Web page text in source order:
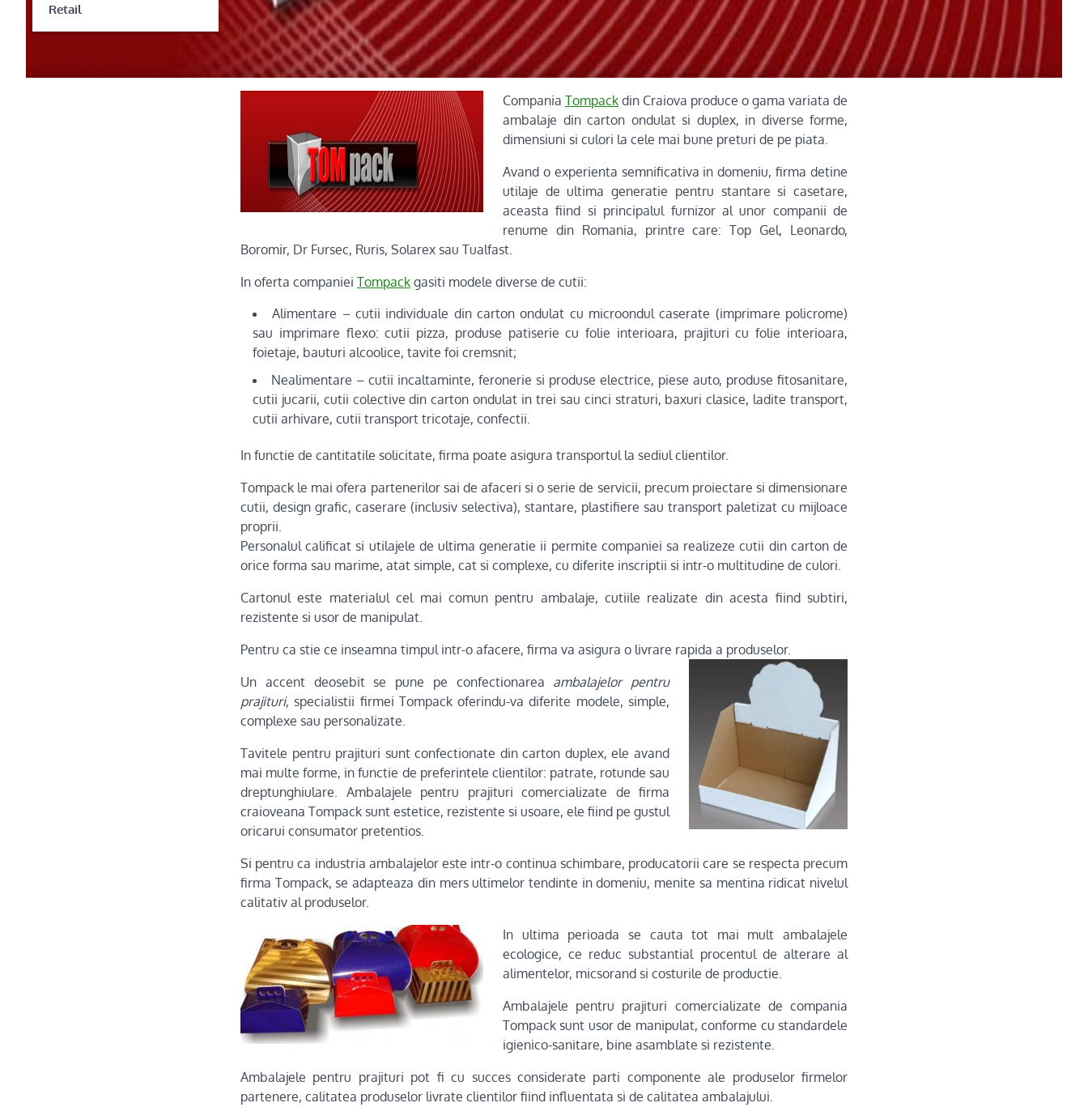
Retail
Compania Tompack din Craiova produce o gama variata de
ambalaje din carton ondulat si duplex, in diverse forme,
dimensiuni si culori la cele mai bune preturi de pe piata.
Avand o experienta semnificativa in domeniu, firma detine
utilaje de ultima generatie pentru stantare si casetare,
aceasta fiind si principalul furnizor al unor companii de
renume din Romania, printre care: Top Gel, Leonardo,
Boromir, Dr Fursec, Ruris, Solarex sau Tualfast.
In oferta companiei Tompack gasiti modele diverse de cutii:
Alimentare – cutii individuale din carton ondulat cu microondul caserate (imprimare policrome)
sau imprimare flexo: cutii pizza, produse patiserie cu folie interioara, prajituri cu folie interioara,
foietaje, bauturi alcoolice, tavite foi cremsnit;
Nealimentare – cutii incaltaminte, feronerie si produse electrice, piese auto, produse fitosanitare,
cutii jucarii, cutii colective din carton ondulat in trei sau cinci straturi, baxuri clasice, ladite transport,
cutii arhivare, cutii transport tricotaje, confectii.
In functie de cantitatile solicitate, firma poate asigura transportul la sediul clientilor.
Tompack le mai ofera partenerilor sai de afaceri si o serie de servicii, precum proiectare si dimensionare
cutii, design grafic, caserare (inclusiv selectiva), stantare, plastifiere sau transport paletizat cu mijloace
proprii.
Personalul calificat si utilajele de ultima generatie ii permite companiei sa realizeze cutii din carton de
orice forma sau marime, atat simple, cat si complexe, cu diferite inscriptii si intr-o multitudine de culori.
Cartonul este materialul cel mai comun pentru ambalaje, cutiile realizate din acesta fiind subtiri,
rezistente si usor de manipulat.
Pentru ca stie ce inseamna timpul intr-o afacere, firma va asigura o livrare rapida a produselor.
Un accent deosebit se pune pe confectionarea ambalajelor pentru
prajituri, specialistii firmei Tompack oferindu-va diferite modele, simple,
complexe sau personalizate.
Tavitele pentru prajituri sunt confectionate din carton duplex, ele avand
mai multe forme, in functie de preferintele clientilor: patrate, rotunde sau
dreptunghiulare. Ambalajele pentru prajituri comercializate de firma
craioveana Tompack sunt estetice, rezistente si usoare, ele fiind pe gustul
oricarui consumator pretentios.
Si pentru ca industria ambalajelor este intr-o continua schimbare, producatorii care se respecta precum
firma Tompack, se adapteaza din mers ultimelor tendinte in domeniu, menite sa mentina ridicat nivelul
calitativ al produselor.
In ultima perioada se cauta tot mai mult ambalajele
ecologice, ce reduc substantial procentul de alterare al
alimentelor, micsorand si costurile de productie.
Ambalajele pentru prajituri comercializate de compania
Tompack sunt usor de manipulat, conforme cu standardele
igienico-sanitare, bine asamblate si rezistente.
Ambalajele pentru prajituri pot fi cu succes considerate parti componente ale produselor firmelor
partenere, calitatea produselor livrate clientilor fiind influentata si de calitatea ambalajului.